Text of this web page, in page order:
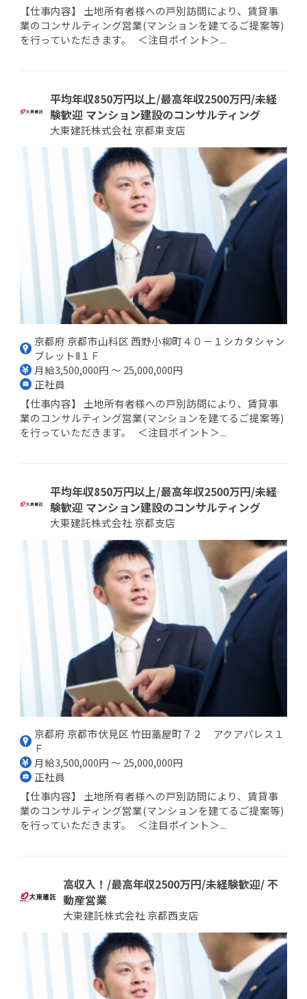
【仕事内容】 土地所有者様への戸別訪問により、賃貸事
業のコンサルティング営業(マンションを建てるご提案等)
を行っていただきます。 ＜注目ポイント＞...
平均年収850万円以上/最高年収2500万円/未経
験歓迎 マンション建設のコンサルティング
大東建託株式会社 京都東支店
京都府 京都市山科区 西野小柳町４０－１シカタシャン
ブレットⅡ１Ｆ
月給3,500,000円 ～ 25,000,000円
正社員
【仕事内容】 土地所有者様への戸別訪問により、賃貸事
業のコンサルティング営業(マンションを建てるご提案等)
を行っていただきます。 ＜注目ポイント＞...
平均年収850万円以上/最高年収2500万円/未経
験歓迎 マンション建設のコンサルティング
大東建託株式会社 京都支店
京都府 京都市伏見区 竹田藁屋町７２ アクアパレス１
Ｆ
月給3,500,000円 ～ 25,000,000円
正社員
【仕事内容】 土地所有者様への戸別訪問により、賃貸事
業のコンサルティング営業(マンションを建てるご提案等)
を行っていただきます。 ＜注目ポイント＞...
高収入！/最高年収2500万円/未経験歓迎/ 不
動産営業
大東建託株式会社 京都西支店